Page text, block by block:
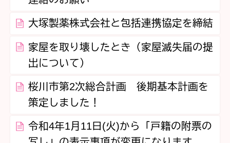
大塚製薬株式会社と包括連携協定を締結
家屋を取り壊したとき（家屋滅失届の提
出について）
桜川市第2次総合計画 後期基本計画を
策定しました！
令和4年1月11日(火)から「戸籍の附票の